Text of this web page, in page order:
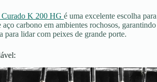
Curado K 200 HG é uma excelente escolha para
aço carbono em ambientes rochosos, garantindo
para lidar com peixes de grande porte.